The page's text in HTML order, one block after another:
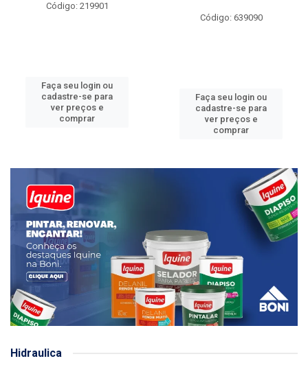
Código: 219901
Faça seu login ou
cadastre-se para
ver preços e
comprar
Código: 639090
Faça seu login ou
cadastre-se para
ver preços e
comprar
Hidraulica